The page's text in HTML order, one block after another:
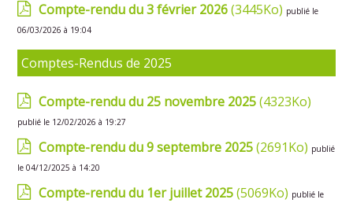
Compte-rendu du 3 février 2026(3445Ko) publié le
06/03/2026 à 19:04
Comptes-Rendus de 2025
Compte-rendu du 25 novembre 2025(4323Ko)
publié le 12/02/2026 à 19:27
Compte-rendu du 9 septembre 2025(2691Ko) publié
le 04/12/2025 à 14:20
Compte-rendu du 1er juillet 2025(5069Ko) publié le